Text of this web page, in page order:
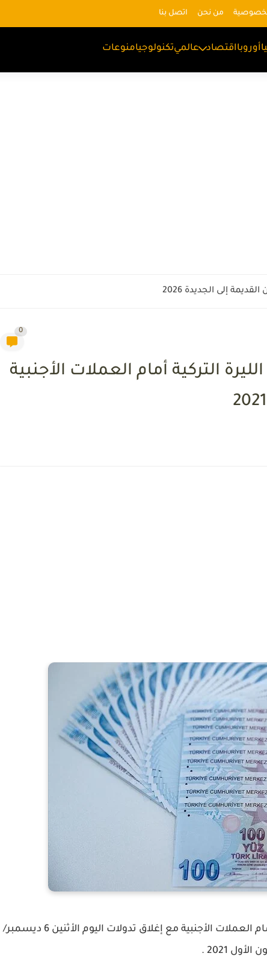
من نحن اتصل بنا
أوروبااقتصاد عالميتكنولوجيامنوعات
إلى الجديدة 2026
0
التركية أمام العملات الأجنبية
سجلت الليرة التركية إنخفاض في سعر صرفها أمام العملات الأجنبية مع إغلاق تدولات اليوم الأثنين 6 ديسمبر/
الأول 2021 .